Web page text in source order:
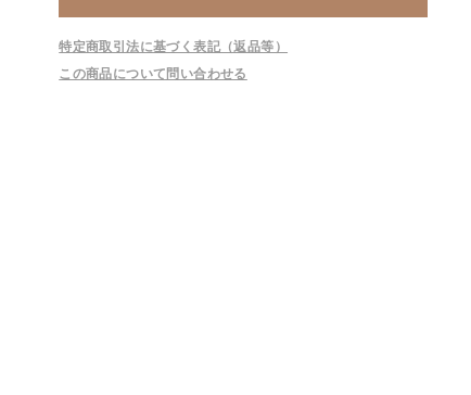
特定商取引法に基づく表記（返品等）
この商品について問い合わせる